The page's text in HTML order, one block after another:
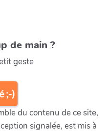
de main ?
geste
;-)
du contenu de ce site,
signalée, est mis à